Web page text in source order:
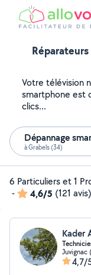
Votre télévision
smartphone est
clics...
Dépannage
à Grabels (34)
6 Particuliers et 1
-
4,6/5 (121 avis)
Kader
Juvignac
4,7/